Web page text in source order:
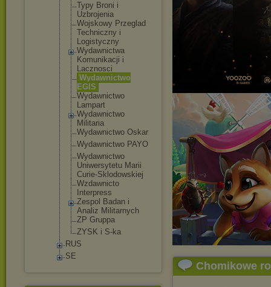
Typy Broni i
Uzbrojenia
Wojskowy Przeglad
Techniczny i
Logistyczny
Wydawnictwa
Komunikacji i
Lacznosci
Wydawnictwo
EGIS
Wydawnictwo
Lampart
Wydawnictwo
Militaria
Wydawnictwo Oskar
Wydawnictwo PAYO
Wydawnictwo
Uniwersytetu Marii
Curie-Sklodowskiej
Wzdawnicto
Interpress
Zespol Badan i
Analiz Militarnych
ZP Gruppa
ZYSK i S-ka
RUS
SE
Chomikowe